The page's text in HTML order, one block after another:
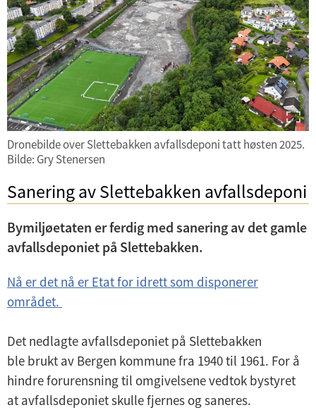
e
r
m
e
n
y
n
d
e
r
m
e
n
y
U
n
d
e
r
m
e
U
n
d
e
r
m
n
Avfallsløsninger
Nedlagte avfallsdeponier
d
r
Dronebilde over Slettebakken avfallsdeponi tatt høsten 2025.
Bilde: Gry Stenersen
Sanering av Slettebakken avfallsdeponi
Bymiljøetaten er ferdig med sanering av det gamle
avfallsdeponiet på Slettebakken.
Nå er det nå er Etat for idrett som disponerer
området.
Det nedlagte avfallsdeponiet på Slettebakken
ble brukt av Bergen kommune fra 1940 til 1961. For å
hindre forurensning til omgivelsene vedtok bystyret
at avfallsdeponiet skulle fjernes og saneres.